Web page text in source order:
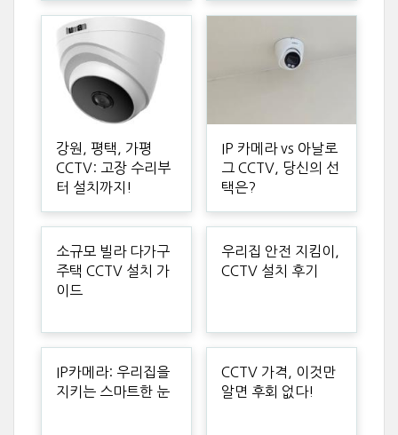
강원, 평택, 가평
CCTV: 고장 수리부
터 설치까지!
IP 카메라 vs 아날로
그 CCTV, 당신의 선
택은?
소규모 빌라 다가구
주택 CCTV 설치 가
이드
우리집 안전 지킴이,
CCTV 설치 후기
IP카메라: 우리집을
지키는 스마트한 눈
CCTV 가격, 이것만
알면 후회 없다!